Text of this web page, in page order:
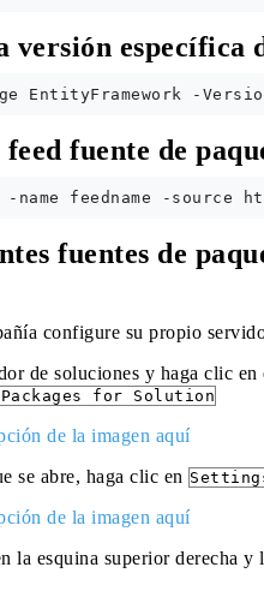
versión específica
feed fuente de
fuentes de
configure su propio
de soluciones y haga clic en
Packages for Solution
se abre, haga clic en
la esquina superior derecha